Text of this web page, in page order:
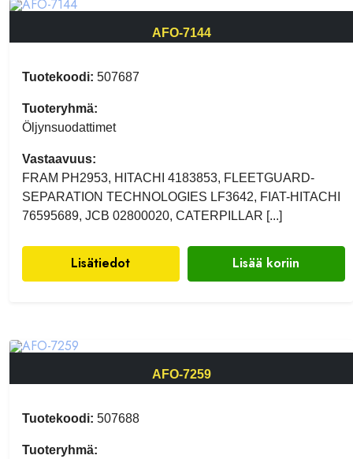
AFO-7144
Tuotekoodi: 507687
Tuoteryhmä:
Öljynsuodattimet
Vastaavuus:
FRAM PH2953, HITACHI 4183853, FLEETGUARD-
SEPARATION TECHNOLOGIES LF3642, FIAT-HITACHI
76595689, JCB 02800020, CATERPILLAR [...]
Lisätiedot Lisää koriin
AFO-7259
Tuotekoodi: 507688
Tuoteryhmä: